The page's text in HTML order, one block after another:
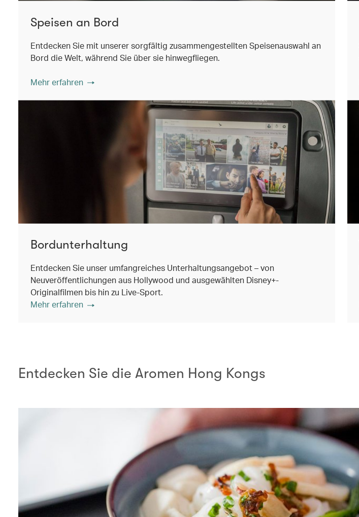
Speisen an Bord
Entdecken Sie mit unserer sorgfältig zusammengestellten Speisenauswahl an
Bord die Welt, während Sie über sie hinwegfliegen.
Mehr erfahren
Bordunterhaltung
Entdecken Sie unser umfangreiches Unterhaltungsangebot – von
Neuveröffentlichungen aus Hollywood und ausgewählten Disney+-
Originalfilmen bis hin zu Live-Sport.
Mehr erfahren
Entdecken Sie die Aromen Hong Kongs